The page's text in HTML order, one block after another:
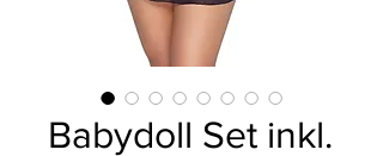
Babydoll Set inkl.